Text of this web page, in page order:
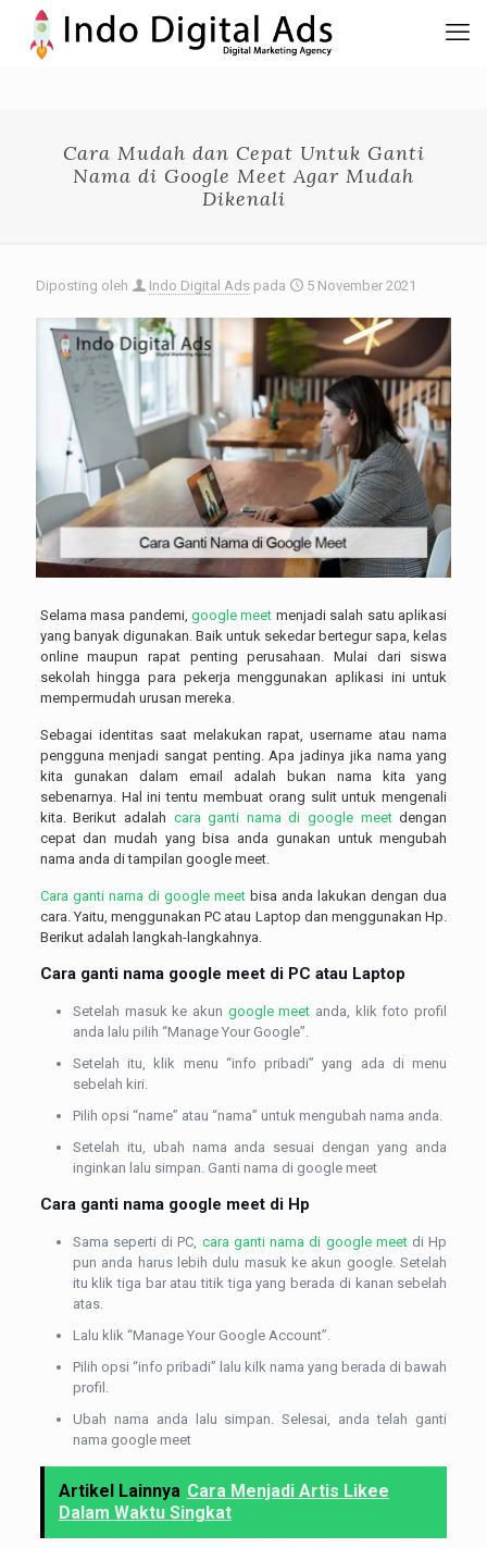
Cara Mudah dan Cepat Untuk Ganti
Nama di Google Meet Agar Mudah
Dikenali
Diposting oleh Indo Digital Ads pada 5 November 2021
Selama masa pandemi,google meet menjadi salah satu aplikasi
yang banyak digunakan. Baik untuk sekedar bertegur sapa, kelas
online maupun rapat penting perusahaan. Mulai dari siswa
sekolah hingga para pekerja menggunakan aplikasi ini untuk
mempermudah urusan mereka.
Sebagai identitas saat melakukan rapat, username atau nama
pengguna menjadi sangat penting. Apa jadinya jika nama yang
kita gunakan dalam email adalah bukan nama kita yang
sebenarnya. Hal ini tentu membuat orang sulit untuk mengenali
kita. Berikut adalah cara ganti nama di google meetdengan
cepat dan mudah yang bisa anda gunakan untuk mengubah
nama anda di tampilan google meet.
Cara ganti nama di google meet bisa anda lakukan dengan dua
cara. Yaitu, menggunakan PC atau Laptop dan menggunakan Hp.
Berikut adalah langkah-langkahnya.
Cara ganti nama google meetdi PC atau Laptop
Setelah masuk ke akun google meet anda, klik foto profil
anda lalu pilih “Manage Your Google”.
Setelah itu, klik menu “info pribadi” yang ada di menu
sebelah kiri.
Pilih opsi “name” atau “nama” untuk mengubah nama anda.
Setelah itu, ubah nama anda sesuai dengan yang anda
inginkan lalu simpan. Ganti nama di google meet
Cara ganti nama google meetdi Hp
Sama seperti di PC, cara ganti nama di google meetdi Hp
pun anda harus lebih dulu masuk ke akun google. Setelah
itu klik tiga bar atau titik tiga yang berada di kanan sebelah
atas.
Lalu klik “Manage Your Google Account”.
Pilih opsi “info pribadi” lalu kilk nama yang berada di bawah
profil.
Ubah nama anda lalu simpan. Selesai, anda telah ganti
nama google meet
Artikel Lainnya Cara Menjadi Artis Likee
Dalam Waktu Singkat